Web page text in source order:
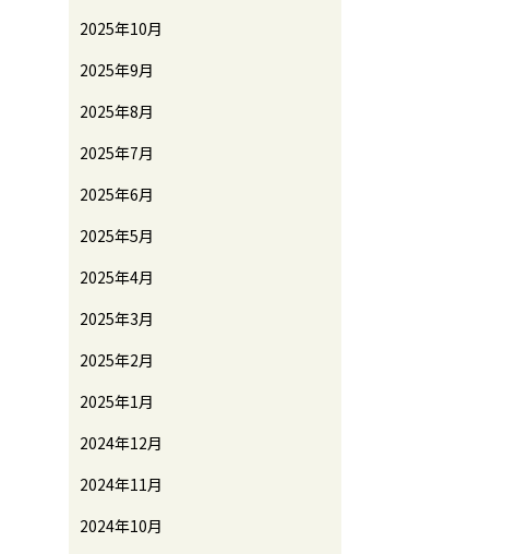
2025年10月
2025年9月
2025年8月
2025年7月
2025年6月
2025年5月
2025年4月
2025年3月
2025年2月
2025年1月
2024年12月
2024年11月
2024年10月